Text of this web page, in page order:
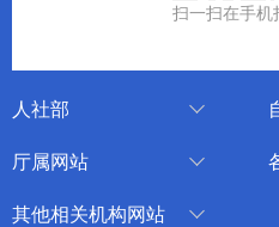
扫一扫在手机
人社部
厅属网站
中国新疆人才网
其他相关机构网站